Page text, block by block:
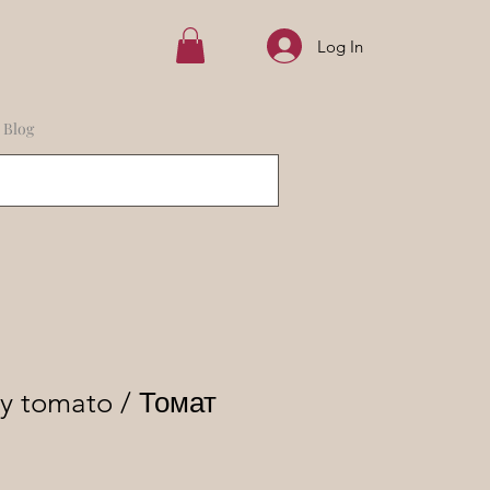
Log In
Blog
tomato / Томат